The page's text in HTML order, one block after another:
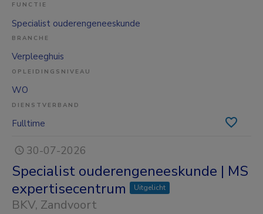
FUNCTIE
Specialist ouderengeneeskunde
BRANCHE
Verpleeghuis
OPLEIDINGSNIVEAU
WO
DIENSTVERBAND
Fulltime
30-07-2026
Specialist ouderengeneeskunde | MS
expertisecentrum
Uitgelicht
BKV, Zandvoort